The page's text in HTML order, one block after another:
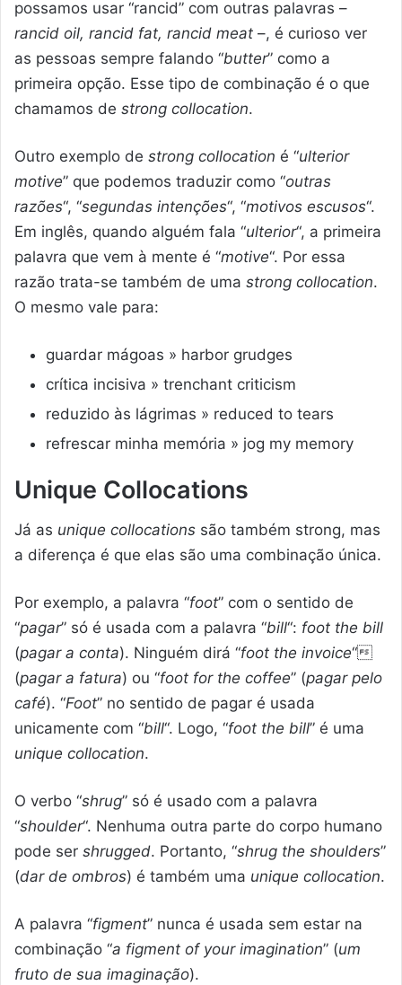
possamos usar “rancid” com outras palavras –
rancid oil, rancid fat, rancid meat –, é curioso ver
as pessoas sempre falando “butter” como a
primeira opção. Esse tipo de combinação é o que
chamamos de strong collocation.
Outro exemplo de strong collocation é “ulterior
motive” que podemos traduzir como “outras
razões“, “segundas intenções“, “motivos escusos“.
Em inglês, quando alguém fala “ulterior“, a primeira
palavra que vem à mente é “motive“. Por essa
razão trata-se também de uma strong collocation.
O mesmo vale para:
guardar mágoas » harbor grudges
crítica incisiva » trenchant criticism
reduzido às lágrimas » reduced to tears
refrescar minha memória » jog my memory
Unique Collocations
Já as unique collocations são também strong, mas
a diferença é que elas são uma combinação única.
Por exemplo, a palavra “foot” com o sentido de
“pagar” só é usada com a palavra “bill“: foot the bill
(pagar a conta). Ninguém dirá “foot the invoice“
(pagar a fatura) ou “foot for the coffee” (pagar pelo
café). “Foot” no sentido de pagar é usada
unicamente com “bill“. Logo, “foot the bill” é uma
unique collocation.
O verbo “shrug” só é usado com a palavra
“shoulder“. Nenhuma outra parte do corpo humano
pode ser shrugged. Portanto, “shrug the shoulders”
(dar de ombros) é também uma unique collocation.
A palavra “figment” nunca é usada sem estar na
combinação “a figment of your imagination” (um
fruto de sua imaginação).